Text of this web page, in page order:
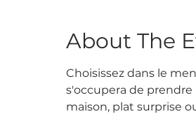
About The
Choisissez dans le
s'occupera de
maison, plat surprise